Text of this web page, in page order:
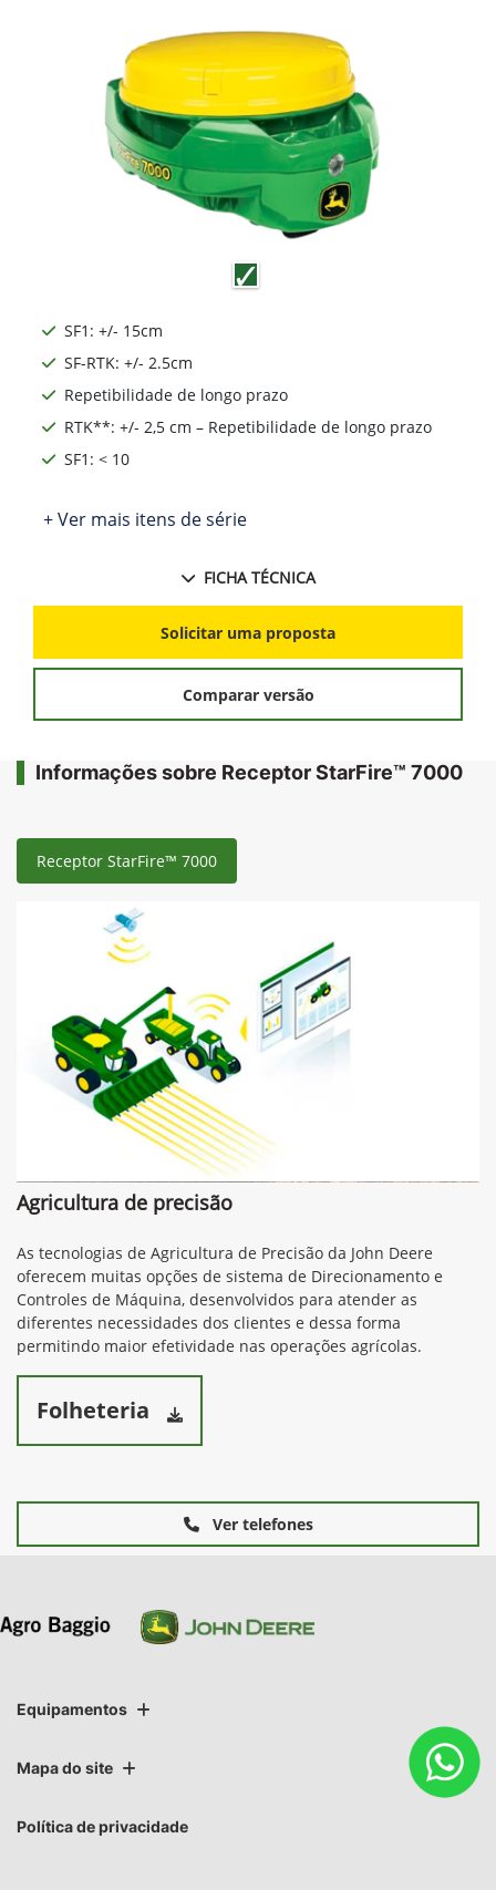
SF1: +/- 15cm
SF-RTK: +/- 2.5cm
Repetibilidade de longo prazo
RTK**: +/- 2,5 cm – Repetibilidade de longo prazo
SF1: < 10
+ Ver mais itens de série
FICHA TÉCNICA
Solicitar uma proposta
Comparar versão
Informações sobre Receptor StarFire™ 7000
Receptor StarFire™ 7000
Agricultura de precisão
As tecnologias de Agricultura de Precisão da John Deere
oferecem muitas opções de sistema de Direcionamento e
Controles de Máquina, desenvolvidos para atender as
diferentes necessidades dos clientes e dessa forma
permitindo maior efetividade nas operações agrícolas.
Folheteria
Ver telefones
Equipamentos
Mapa do site
Política de privacidade